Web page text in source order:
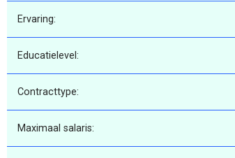
Ervaring:
Educatielevel:
Contracttype:
Maximaal salaris: